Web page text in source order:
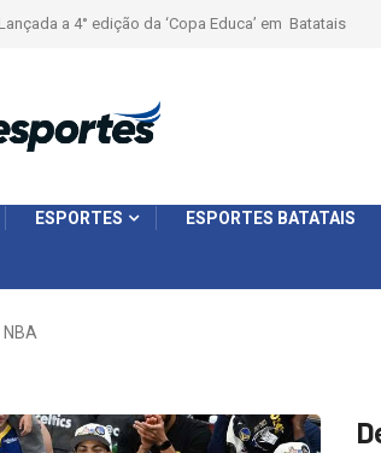
Liga 2026: Equipes rompem com a LABE na Série
ESPORTES ESPORTES BATATAIS
NBA